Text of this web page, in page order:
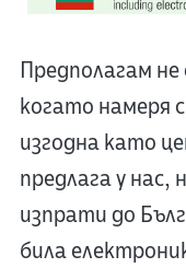
Предполагам не
когато намеря
изгодна като
предлага у
изпрати до
била